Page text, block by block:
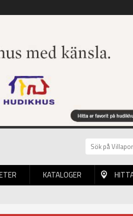
KATALOGER